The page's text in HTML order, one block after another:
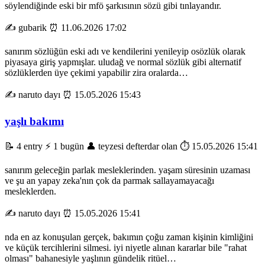
söylendiğinde eski bir mfö şarkısının sözü gibi tınlayandır.
✍️ gubarik ⏰ 11.06.2026 17:02
sanırım sözlüğün eski adı ve kendilerini yenileyip osözlük olarak
piyasaya giriş yapmışlar. uludağ ve normal sözlük gibi alternatif
sözlüklerden üye çekimi yapabilir zira oralarda…
✍️ naruto dayı ⏰ 15.05.2026 15:43
yaşlı bakımı
📝 4 entry ⚡ 1 bugün 👤 teyzesi defterdar olan ⏱️ 15.05.2026 15:41
sanırım geleceğin parlak mesleklerinden. yaşam süresinin uzaması
ve şu an yapay zeka'nın çok da parmak sallayamayacağı
mesleklerden.
✍️ naruto dayı ⏰ 15.05.2026 15:41
nda en az konuşulan gerçek, bakımın çoğu zaman kişinin kimliğini
ve küçük tercihlerini silmesi. iyi niyetle alınan kararlar bile "rahat
olması" bahanesiyle yaşlının gündelik ritüel…